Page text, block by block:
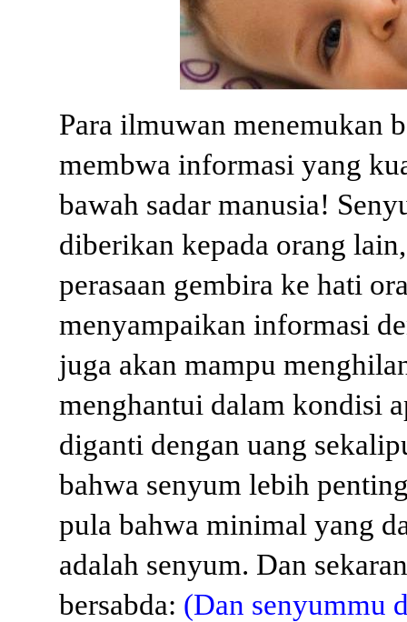
Para ilmuwan menemukan
membwa informasi yang
bawah sadar manusia!
diberikan kepada orang
perasaan gembira ke hati
menyampaikan informasi
juga akan mampu
menghantui dalam kondisi
diganti dengan uang
bahwa senyum lebih
pula bahwa minimal yang
adalah senyum. Dan
bersabda: (Dan senyummu